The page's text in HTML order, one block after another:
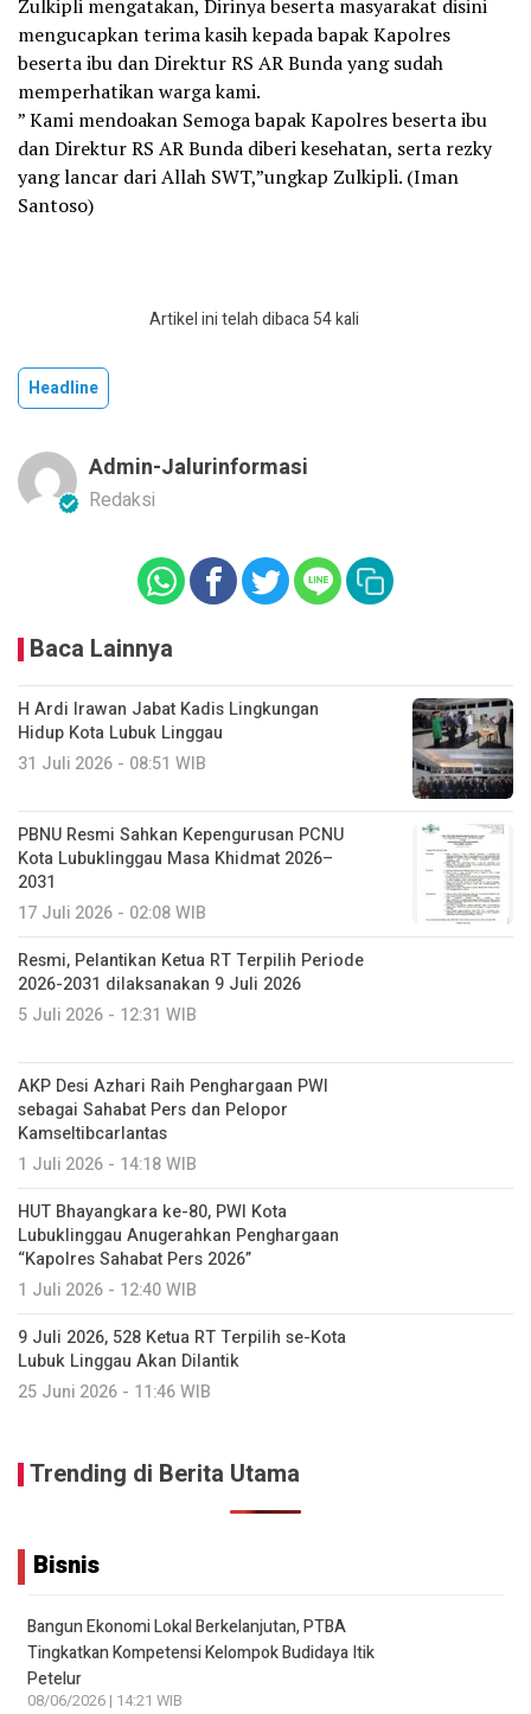
Zulkipli mengatakan, Dirinya beserta masyarakat disini
mengucapkan terima kasih kepada bapak Kapolres
beserta ibu dan Direktur RS AR Bunda yang sudah
memperhatikan warga kami.
” Kami mendoakan Semoga bapak Kapolres beserta ibu
dan Direktur RS AR Bunda diberi kesehatan, serta rezky
yang lancar dari Allah SWT,”ungkap Zulkipli. (Iman
Santoso)
Artikel ini telah dibaca 54 kali
Headline
Admin-Jalurinformasi
Redaksi
Baca Lainnya
H Ardi Irawan Jabat Kadis Lingkungan
Hidup Kota Lubuk Linggau
31 Juli 2026 - 08:51 WIB
PBNU Resmi Sahkan Kepengurusan PCNU
Kota Lubuklinggau Masa Khidmat 2026–
2031
17 Juli 2026 - 02:08 WIB
Resmi, Pelantikan Ketua RT Terpilih Periode
2026-2031 dilaksanakan 9 Juli 2026
5 Juli 2026 - 12:31 WIB
AKP Desi Azhari Raih Penghargaan PWI
sebagai Sahabat Pers dan Pelopor
Kamseltibcarlantas
1 Juli 2026 - 14:18 WIB
HUT Bhayangkara ke-80, PWI Kota
Lubuklinggau Anugerahkan Penghargaan
“Kapolres Sahabat Pers 2026”
1 Juli 2026 - 12:40 WIB
9 Juli 2026, 528 Ketua RT Terpilih se-Kota
Lubuk Linggau Akan Dilantik
25 Juni 2026 - 11:46 WIB
Trending di Berita Utama
Bisnis
Bangun Ekonomi Lokal Berkelanjutan, PTBA
Tingkatkan Kompetensi Kelompok Budidaya Itik
Petelur
08/06/2026 | 14:21 WIB